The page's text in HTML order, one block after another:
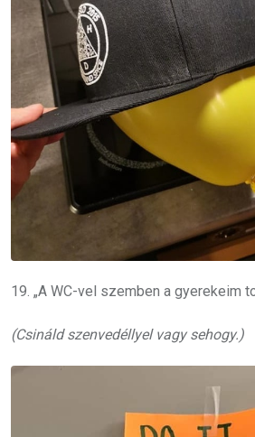
19. „A WC-vel szemben a gyerekeim
(Csináld szenvedéllyel vagy sehogy.)